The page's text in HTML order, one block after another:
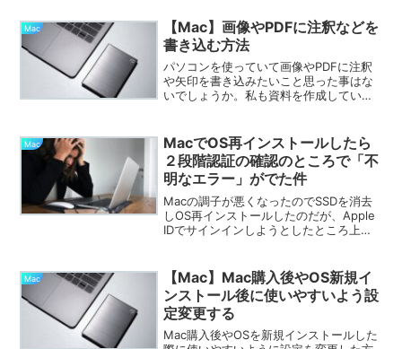
いでしょうか。手放すことを考えた場
合、個人情報が漏えいし...
Mac
【Mac】画像やPDFに注釈などを
書き込む方法
パソコンを使っていて画像やPDFに注釈
や矢印を書き込みたいこと思った事はな
いでしょうか。私も資料を作成していて
倒くさいし、操作も複雑なら嫌だなと思
い「複雑な作業をするぐ...
Mac
MacでOS再インストールしたら
２段階認証の確認のところで「不
明なエラー」がでた件
Macの調子が悪くなったのでSSDを消去
しOS再インストールしたのだが、Apple
IDでサインインしようとしたところ上手
品に確認コードは届くのだが、その確...
Mac
【Mac】Mac購入後やOS新規イ
ンストール後に使いやすいよう設
定変更する
Mac購入後やOSを新規インストールした